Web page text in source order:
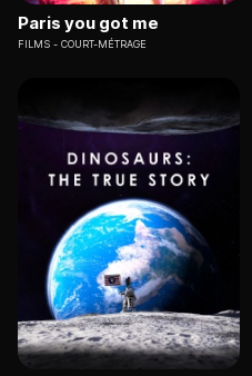
Paris you got me
FILMS COURT-MÉTRAGE